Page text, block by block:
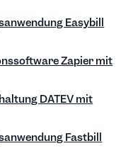
Easybill
Zapier mit
DATEV mit
Fastbill